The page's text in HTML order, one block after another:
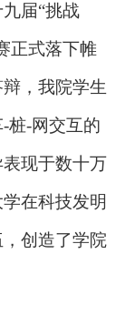
届“挑战
正式落下帷
，我院学生
-桩-网交互的
现于数十万
在科技发明
创造了学院